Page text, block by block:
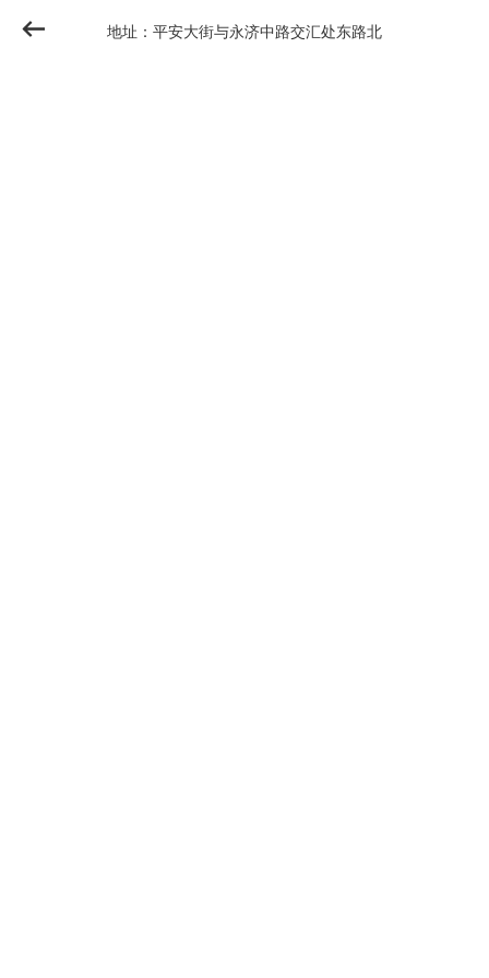
地址：平安大街与永济中路交汇处东路北